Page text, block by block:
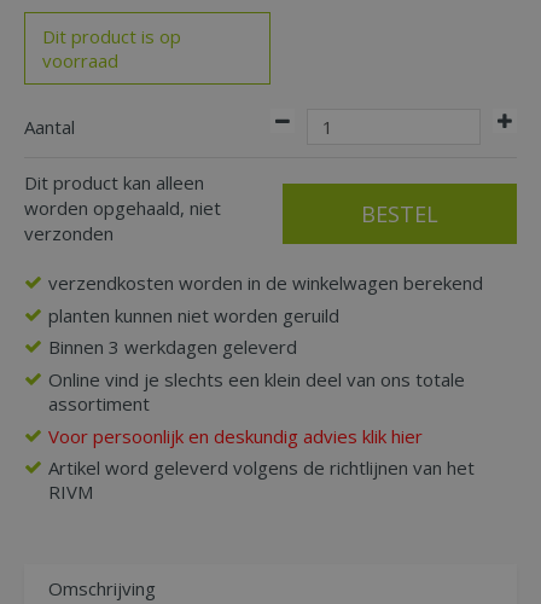
Dit product is op
voorraad
Aantal
Dit product kan alleen
worden opgehaald, niet
verzonden
verzendkosten worden in de winkelwagen berekend
planten kunnen niet worden geruild
Binnen 3 werkdagen geleverd
Online vind je slechts een klein deel van ons totale
assortiment
Voor persoonlijk en deskundig advies klik hier
Artikel word geleverd volgens de richtlijnen van het
RIVM
Omschrijving